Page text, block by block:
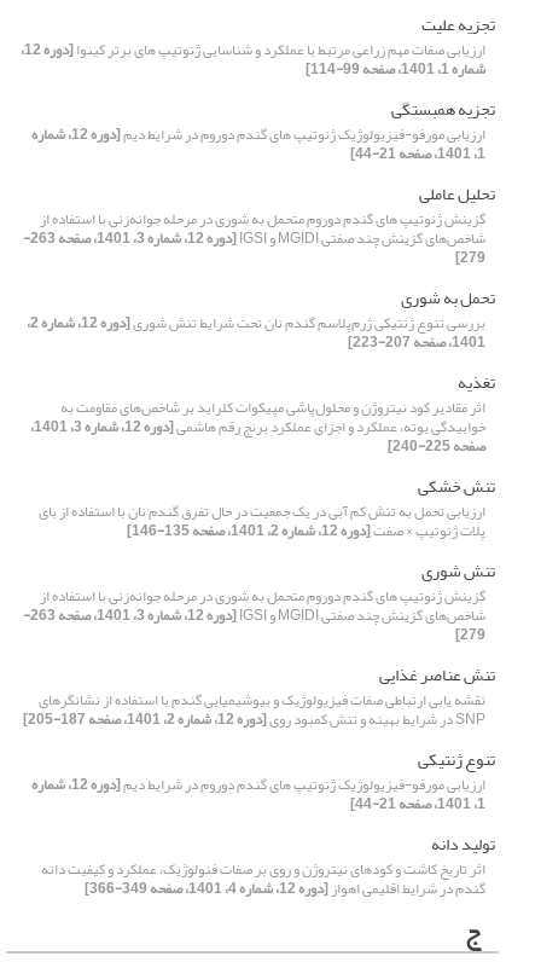
تجزیه علیت
ارزیابی صفات مهم زراعی مرتبط با عملکرد و شناسایی ژنوتیپ های برتر کینوا [دوره 12،
شماره 1، 1401، صفحه 99-114]
تجزیه همبستگی
ارزیابی مورفو-فیزیولوژیک ژنوتیپ های گندم دوروم در شرایط دیم [دوره 12، شماره
1، 1401، صفحه 21-44]
تحلیل عاملی
گزینش ژنوتیپ های گندم دوروم متحمل به شوری در مرحله جوانه‌زنی با استفاده از
شاخص‌های گزینش چند صفتی MGIDI و IGSI [دوره 12، شماره 3، 1401، صفحه 263-
279]
تحمل به شوری
بررسی تنوع ژنتیکی ژرم‌پلاسم گندم نان تحت شرایط تنش شوری [دوره 12، شماره 2،
1401، صفحه 207-223]
تغذیه
اثر مقادیر کود نیتروژن و محلول‌پاشی مپیکوات کلراید بر شاخص‌های مقاومت به
خوابیدگی بوته، عملکرد و اجزای عملکرد برنج رقم هاشمی [دوره 12، شماره 3، 1401،
صفحه 225-240]
تنش خشکی
ارزیابی تحمل به تنش کم آبی در یک جمعیت در حال تفرق گندم نان با استفاده از بای
پلات ژنوتیپ × صفت[دوره 12، شماره 2، 1401، صفحه 135-146]
تنش شوری
گزینش ژنوتیپ های گندم دوروم متحمل به شوری در مرحله جوانه‌زنی با استفاده از
شاخص‌های گزینش چند صفتی MGIDI و IGSI [دوره 12، شماره 3، 1401، صفحه 263-
279]
تنش عناصر غذایی
نقشه یابی ارتباطی صفات فیزیولوژیک و بیوشیمیایی گندم با استفاده از نشانگرهای
SNP در شرایط بهینه و تنش کمبود روی [دوره 12، شماره 2، 1401، صفحه 187-205]
تنوع ژنتیکی
ارزیابی مورفو-فیزیولوژیک ژنوتیپ های گندم دوروم در شرایط دیم [دوره 12، شماره
1، 1401، صفحه 21-44]
تولید دانه
اثر تاریخ کاشت و کودهای نیتروژن و روی بر صفات فنولوژیک، عملکرد و کیفیت دانه
گندم در شرایط اقلیمی اهواز[دوره 12، شماره 4، 1401، صفحه 349-366]
ج